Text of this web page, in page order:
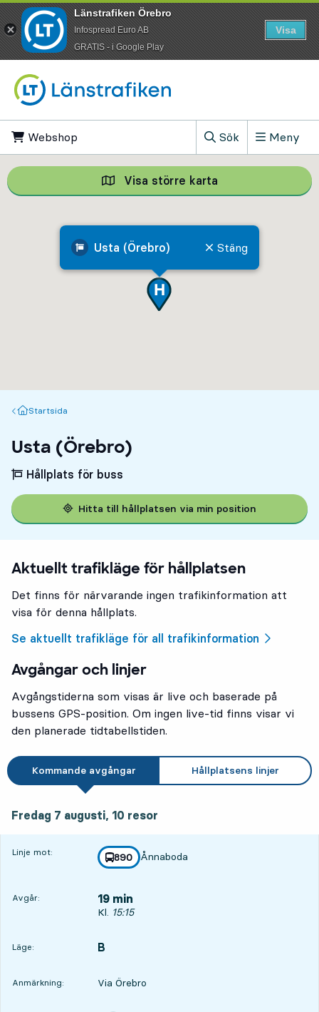
Webshop
Sök
, Visa sökfältet
Meny
Usta (Örebro) Stäng
Visa större karta Visa större
Startsida
Startsida
Usta (Örebro)
Hållplats för buss
Hitta till hållplatsen via min position
Aktuellt trafikläge för hållplatsen
Det finns för närvarande ingen trafikinformation att
visa för denna hållplats.
Se aktuellt trafikläge för all trafikinformation
Avgångar och linjer
Avgångstiderna som visas är live och baserade på
bussens GPS-position. Om ingen live-tid finns visar vi
den planerade tidtabellstiden.
Kommande avgångar Hållplatsens linjer
Fredag 7 augusti, 10 resor
Linje mot: linje
890
mot
Ånnaboda
,
Avgår: 19 min
Avgår, Kl. 15:15, om 19 min
Kl. 15:15
Läge:
LÄGE, B
,
Anmärkning: Via Örebro
Länstrafiken Örebro
Infospread Euro AB
​GRATIS - i Google Play
Visa